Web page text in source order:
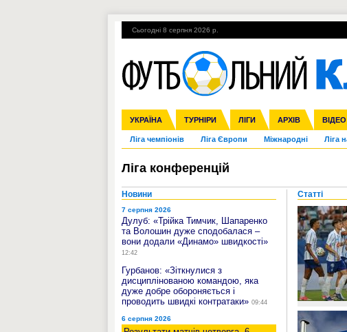
Сьогодні 8 серпня 2026 р.
УКРАЇНА ТУРНІРИ ЛІГИ АРХІВ ВІДЕО
Збірна Прем'єр-ліга Перша ліга Друга ліга
Ліга чемпіонів Ліга Європи Міжнародні Ліга
Англія Іспанія Італія Німеччина Франція
ЧС-2014 ЄВРО-2016 Росія Кубок конфедерацій
Гарячі теми УПЛ, 2-й тур ВІЙНА
Ліга конференцій
Новини
7 серпня 2026
Дулуб: «Трійка Тимчик, Шапаренко
та Волошин дуже сподобалася –
вони додали «Динамо» швидкості»
12:42
Гурбанов: «Зіткнулися з
дисциплінованою командою, яка
дуже добре обороняється і
проводить швидкі контратаки» 09:44
6 серпня 2026
Статті